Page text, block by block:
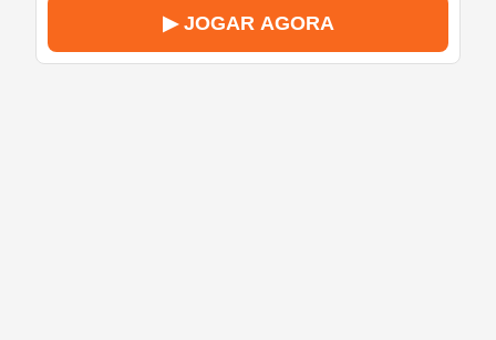
▶ JOGAR AGORA